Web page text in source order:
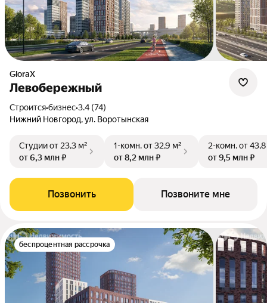
GloraX
Левобережный
Строится•бизнес•3.4 (74)
Нижний Новгород, ул. Воротынская
Студииот 23,3 м²
от 6,3 млн ₽
1-комн.от 32,9 м²
от 8,2 млн ₽
2-комн.от
от 9,5 млн ₽
Позвонить Позвоните мне
беспроцентная рассрочка